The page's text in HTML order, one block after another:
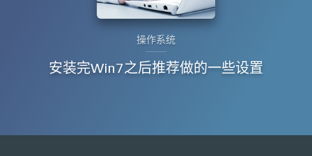
操作系统
安装完Win7之后推荐做的一些设置